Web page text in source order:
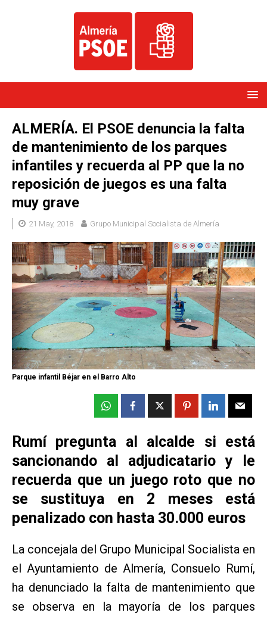
ALMERÍA. El PSOE denuncia la falta
de mantenimiento de los parques
infantiles y recuerda al PP que la no
reposición de juegos es una falta
muy grave
21 May, 2018 Grupo Municipal Socialista de Almería
Parque infantil Béjar en el Barro Alto
Rumí pregunta al alcalde si está
sancionando al adjudicatario y le
recuerda que un juego roto que no
se sustituya en 2 meses está
penalizado con hasta 30.000 euros
La concejala del Grupo Municipal Socialista en
el Ayuntamiento de Almería, Consuelo Rumí,
ha denunciado la falta de mantenimiento que
se observa en la mayoría de los parques